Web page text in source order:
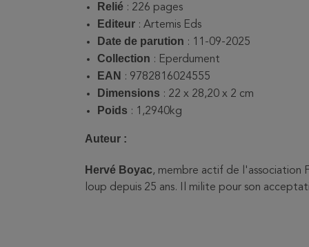
Relié : 226 pages
Editeur : Artemis Eds
Date de parution : 11-09-2025
Collection : Eperdument
EAN : 9782816024555
Dimensions : 22 x 28,20 x 2 cm
Poids : 1,2940kg
Auteur :
Hervé Boyac, membre actif de l'association
loup depuis 25 ans. Il milite pour son